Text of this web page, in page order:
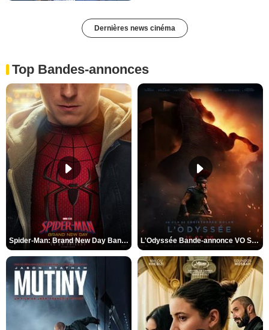
Dernières news cinéma
Top Bandes-annonces
Spider-Man: Brand New Day Bande-annonce VO STFR L'Odyssée Bande-annonce VO STFR